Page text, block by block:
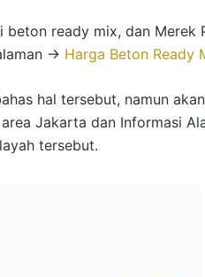
beton ready mix, dan Merek
→ Harga Beton Ready
hal tersebut, namun
Jakarta dan Informasi
tersebut.